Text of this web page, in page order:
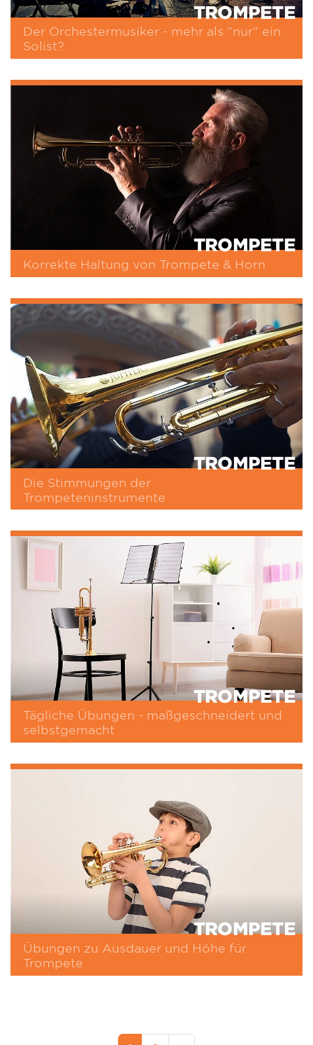
TROMPETE
Der Orchestermusiker - mehr als "nur" ein
Solist?
TROMPETE
Korrekte Haltung von Trompete & Horn
TROMPETE
Die Stimmungen der
Trompeteninstrumente
TROMPETE
Tägliche Übungen - maßgeschneidert und
selbstgemacht
TROMPETE
Übungen zu Ausdauer und Höhe für
Trompete